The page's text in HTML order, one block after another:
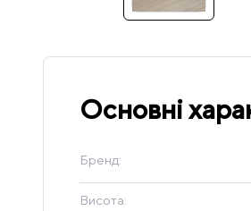
Основні
Бренд:
Висота: